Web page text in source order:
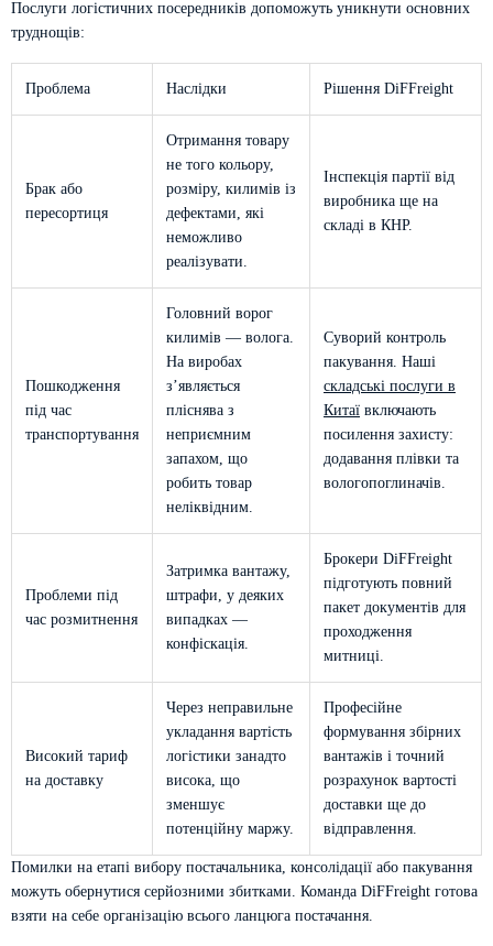
Послуги логістичних посередників допоможуть уникнути основних
труднощів:
Проблема Наслідки Рішення DiFFreight
Брак або
пересортиця
Отримання товару
не того кольору,
розміру, килимів із
дефектами, які
неможливо
реалізувати.
Інспекція партії від
виробника ще на
складі в КНР.
Пошкодження
під час
транспортування
Головний ворог
килимів — волога.
На виробах
з’являється
пліснява з
неприємним
запахом, що
робить товар
неліквідним.
Суворий контроль
пакування. Наші
складські послуги в
Китаї включають
посилення захисту:
додавання плівки та
вологопоглиначів.
Проблеми під
час розмитнення
Затримка вантажу,
штрафи, у деяких
випадках —
конфіскація.
Брокери DiFFreight
підготують повний
пакет документів для
проходження
митниці.
Високий тариф
на доставку
Через неправильне
укладання вартість
логістики занадто
висока, що
зменшує
потенційну маржу.
Професійне
формування збірних
вантажів і точний
розрахунок вартості
доставки ще до
відправлення.
Помилки на етапі вибору постачальника, консолідації або пакування
можуть обернутися серйозними збитками. Команда DiFFreight готова
взяти на себе організацію всього ланцюга постачання.